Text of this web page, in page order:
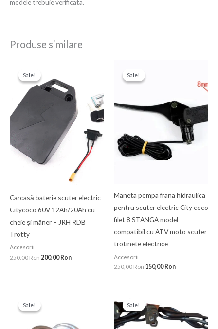
modele trebuie verificata.
Produse similare
Sale!
Sale!
Carcasă baterie scuter electric
Citycoco 60V 12Ah/20Ah cu
cheie și mâner – JRH RDB
Trotty
Accesorii
250,00Ron
a
fost:
250,00 Ron.
200,00Ron
200,00 Ron.
Sale!
Sale!
Maneta pompa frana hidraulica
pentru scuter electric City coco
filet 8 STANGA model
compatibil cu ATV moto scuter
trotinete electrice
Accesorii
250,00Ron
a
150,00 Ron
150,00 Ron.
Sale!
Sale!
1.500,00 Ron.
1.000,00 Ron.
Sale!
Sale!
a
fost:
350,00 Ron.
este:
300,00 Ron.